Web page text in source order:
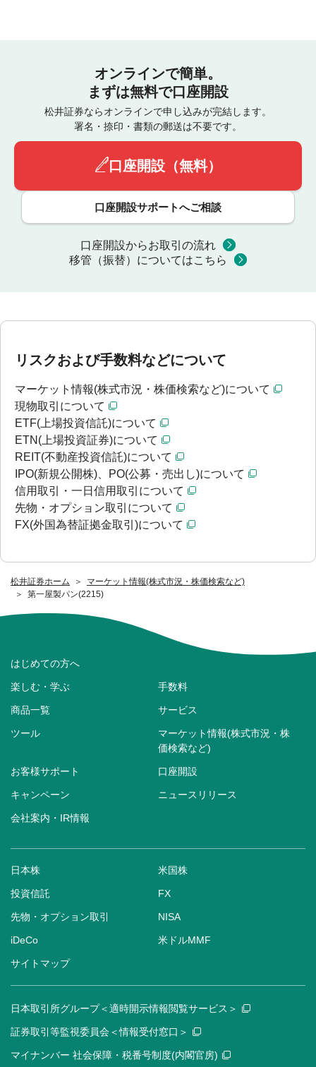
松井証券ホーム
マーケット情報(株式市況・株価検索など)
第一屋製パン(2215)
オンラインで簡単。
まずは無料で口座開設
松井証券ならオンラインで申し込みが完結します。
署名・捺印・書類の郵送は不要です。
口座開設（無料）
口座開設サポートへご相談
口座開設からお取引の流れ
移管（振替）についてはこちら
リスクおよび手数料などについて
マーケット情報(株式市況・株価検索など)について
現物取引について
ETF(上場投資信託)について
ETN(上場投資証券)について
REIT(不動産投資信託)について
IPO(新規公開株)、PO(公募・売出し)について
信用取引・一日信用取引について
先物・オプション取引について
FX(外国為替証拠金取引)について
はじめての方へ
楽しむ・学ぶ 手数料
商品一覧 サービス
ツール
マーケット情報(株式市況・株
価検索など)
お客様サポート 口座開設
キャンペーン ニュースリリース
会社案内・IR情報
日本株 米国株
投資信託 FX
先物・オプション取引 NISA
iDeCo 米ドルMMF
サイトマップ
日本取引所グループ＜適時開示情報閲覧サービス＞
証券取引等監視委員会＜情報受付窓口＞
マイナンバー 社会保障・税番号制度(内閣官房)